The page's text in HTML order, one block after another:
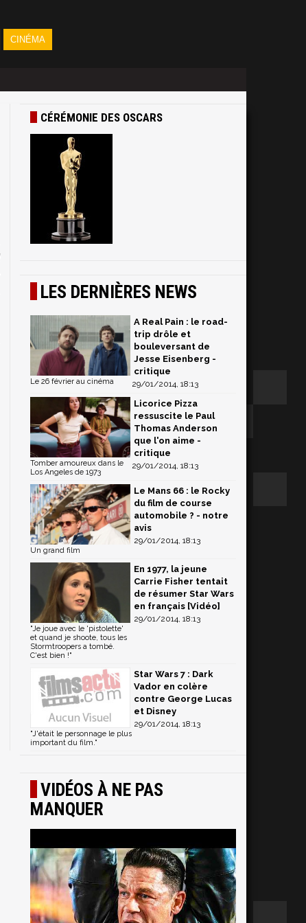
CINÉMA
CÉRÉMONIE DES OSCARS
LES DERNIÈRES NEWS
A Real Pain : le road-
trip drôle et
bouleversant de
Jesse Eisenberg -
critique
29/01/2014, 18:13
Le 26 février au cinéma
Licorice Pizza
ressuscite le Paul
Thomas Anderson
que l'on aime -
critique
29/01/2014, 18:13
Tomber amoureux dans le
Los Angeles de 1973
Le Mans 66 : le Rocky
du film de course
automobile ? - notre
avis
29/01/2014, 18:13
Un grand film
En 1977, la jeune
Carrie Fisher tentait
de résumer Star Wars
en français [Vidéo]
29/01/2014, 18:13
"Je joue avec le 'pistolette'
et quand je shoote, tous les
Stormtroopers a tombé.
C'est bien !"
Star Wars 7 : Dark
Vador en colère
contre George Lucas
et Disney
29/01/2014, 18:13
"J'était le personnage le plus
important du film."
VIDÉOS À NE PAS
MANQUER